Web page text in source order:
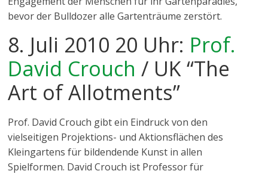
bevor der Bulldozer alle Gartenträume zerstört.
8. Juli 2010 20 Uhr: Prof.
David Crouch / UK “The
Art of Allotments”
Prof. David Crouch gibt ein Eindruck von den
vielseitigen Projektions- und Aktionsflächen des
Kleingartens für bildendende Kunst in allen
Spielformen. David Crouch ist Professor für